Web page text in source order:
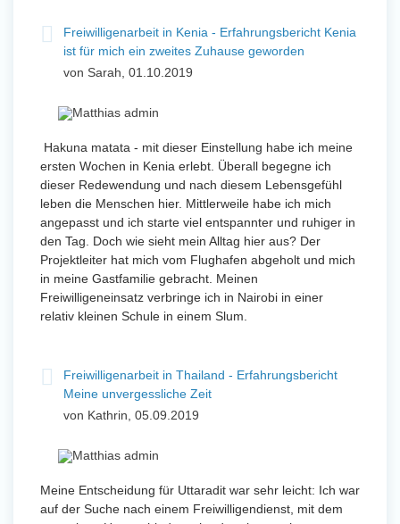
Freiwilligenarbeit in Kenia - Erfahrungsbericht Kenia
ist für mich ein zweites Zuhause geworden
von Sarah, 01.10.2019
Hakuna matata - mit dieser Einstellung habe ich meine
ersten Wochen in Kenia erlebt. Überall begegne ich
dieser Redewendung und nach diesem Lebensgefühl
leben die Menschen hier. Mittlerweile habe ich mich
angepasst und ich starte viel entspannter und ruhiger in
den Tag. Doch wie sieht mein Alltag hier aus? Der
Projektleiter hat mich vom Flughafen abgeholt und mich
in meine Gastfamilie gebracht. Meinen
Freiwilligeneinsatz verbringe ich in Nairobi in einer
relativ kleinen Schule in einem Slum.
Freiwilligenarbeit in Thailand - Erfahrungsbericht
Meine unvergessliche Zeit
von Kathrin, 05.09.2019
Meine Entscheidung für Uttaradit war sehr leicht: Ich war
auf der Suche nach einem Freiwilligendienst, mit dem